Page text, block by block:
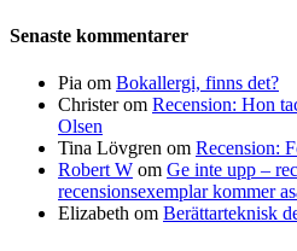
Senaste kommentarer
Pia om Bokallergi, finns det?
Christerom Recension: Hon
Olsen
Tina Lövgren om Recension:
Robert W om Ge inte upp –
recensionsexemplar kommer
Elizabeth om Berättarteknisk